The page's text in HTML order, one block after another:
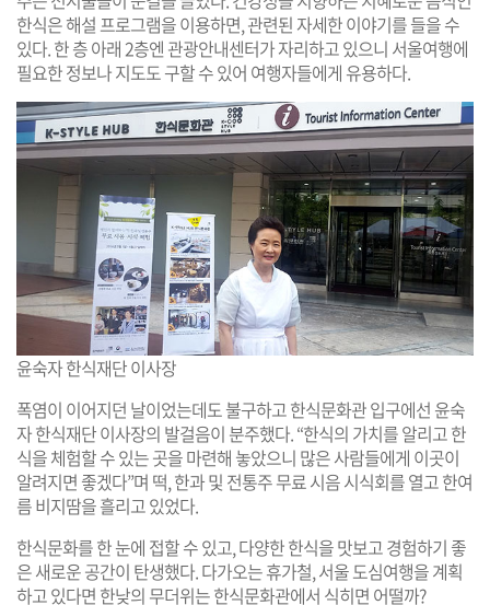
한식은 해설 프로그램을 이용하면, 관련된 자세한 이야기를 들을 수
있다. 한 층 아래 2층엔 관광안내센터가 자리하고 있으니 서울여행에
필요한 정보나 지도도 구할 수 있어 여행자들에게 유용하다.
윤숙자 한식재단 이사장
폭염이 이어지던 날이었는데도 불구하고 한식문화관 입구에선 윤숙
자 한식재단 이사장의 발걸음이 분주했다. “한식의 가치를 알리고 한
식을 체험할 수 있는 곳을 마련해 놓았으니 많은 사람들에게 이곳이
알려지면 좋겠다”며 떡, 한과 및 전통주 무료 시음 시식회를 열고 한여
름 비지땀을 흘리고 있었다.
한식문화를 한 눈에 접할 수 있고, 다양한 한식을 맛보고 경험하기 좋
은 새로운 공간이 탄생했다. 다가오는 휴가철, 서울 도심여행을 계획
하고 있다면 한낮의 무더위는 한식문화관에서 식히면 어떨까?